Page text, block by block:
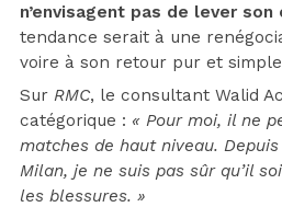
n’envisagent pas de lever son
tendance serait à une
voire à son retour pur et simple
Sur RMC, le consultant Walid
catégorique : « Pour moi, il ne
matches de haut niveau. Depuis
Milan, je ne suis pas sûr qu’il
les blessures. »